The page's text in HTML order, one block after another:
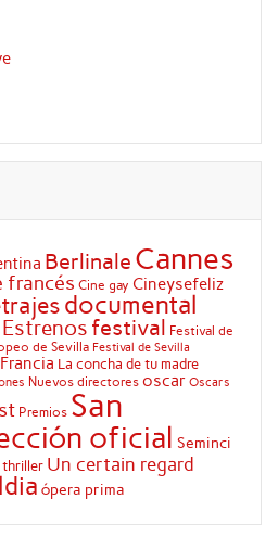
Berlinale Cannes
francés Cine gay Cineysefeliz
documental
Estrenos festival Festival de
de Sevilla Festival de Sevilla
Francia La concha de tu madre
Nuevos directores oscar Oscars
Premios San
oficial Seminci
thriller Un certain regard
ópera prima